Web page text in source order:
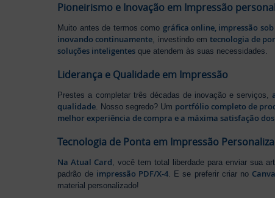
Pioneirismo e Inovação em Impressão
Muito antes de termos como gráfica online, impressão
inovando continuamente, investindo em tecnologia de
soluções inteligentes que atendem às suas necessidades.
Liderança e Qualidade em Impressão
Prestes a completar três décadas de inovação e serviços,
qualidade . Nosso segredo? Um portfólio completo de
melhor experiência de compra e a máxima satisfação
Tecnologia de Ponta em Impressão
Na Atual Card , você tem total liberdade para enviar sua
padrão de impressão PDF/X-4 . E se preferir criar no Canva
material personalizado!